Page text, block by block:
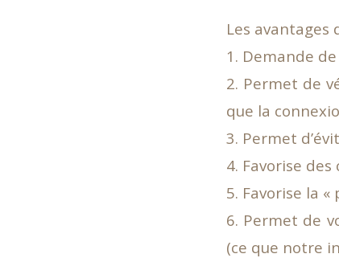
Les
1. Demande
2. Permet de
que la
3. Permet
4. Favorise
5. Favorise la
6. Permet de
(ce que notre